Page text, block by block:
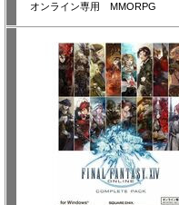
オンライン専用 MMORPG